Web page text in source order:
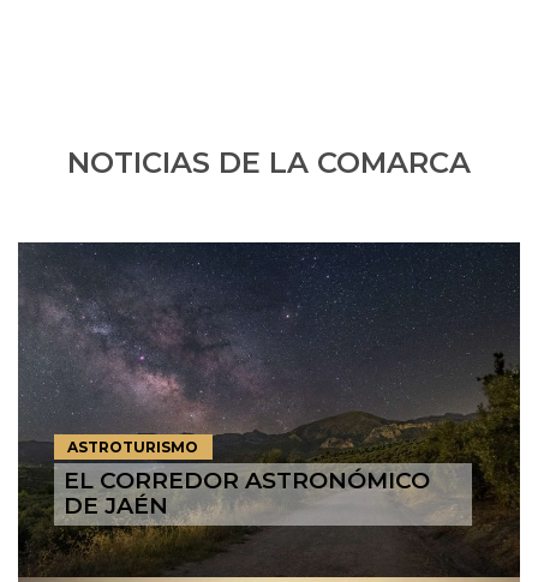
NOTICIAS DE LA COMARCA
ASTROTURISMO
EL CORREDOR ASTRONÓMICO
DE JAÉN